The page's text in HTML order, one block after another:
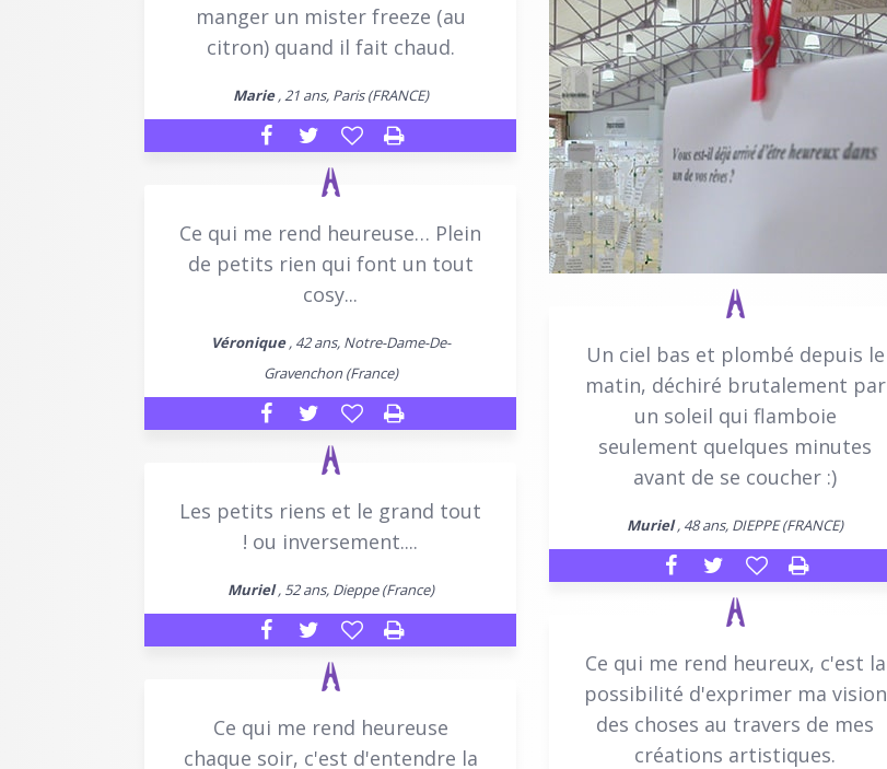
manger un mister freeze (au
citron) quand il fait chaud.
Marie, 21 ans, Paris (FRANCE)
Ce qui me rend heureuse… Plein
de petits rien qui font un tout
cosy...
Véronique, 42 ans, Notre-Dame-De-
Gravenchon (France)
Un ciel bas et plombé depuis le
matin, déchiré brutalement par
un soleil qui flamboie
seulement quelques minutes
avant de se coucher :)
Muriel, 48 ans, DIEPPE (FRANCE)
Les petits riens et le grand tout
! ou inversement....
Muriel, 52 ans, Dieppe (France)
Ce qui me rend heureux, c'est la
possibilité d'exprimer ma vision
des choses au travers de mes
créations artistiques.
Ce qui me rend heureuse
chaque soir, c'est d'entendre la